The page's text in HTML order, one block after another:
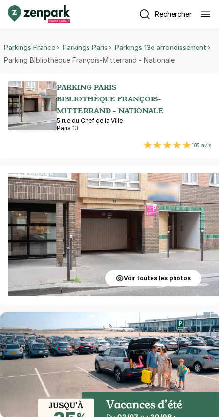
Rechercher
Parkings France Parkings Paris
Parkings 13e arrondissement
Parking Bibliothèque François-Mitterrand - Nationale
PARKING PARIS
BIBLIOTHÈQUE FRANÇOIS-
MITTERRAND - NATIONALE
5 rue du Chef de la Ville
Paris 13
185 avis
Voir toutes les photos